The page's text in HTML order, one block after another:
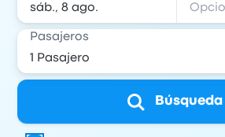
Pasajeros
Búsqueda